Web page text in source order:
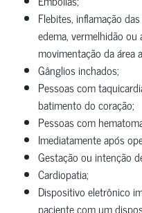
Flebites, inflamação
edema, vermelhidão
movimentação da área
Gânglios inchados;
Pessoas com
batimento do coração;
Pessoas com
Imediatamente após
Gestação ou intenção
Cardiopatia;
Dispositivo eletrônico
paciente com um